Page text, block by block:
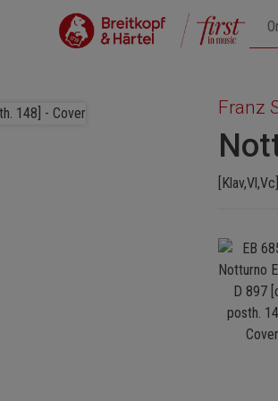
Franz
[Klav,Vl,Vc]